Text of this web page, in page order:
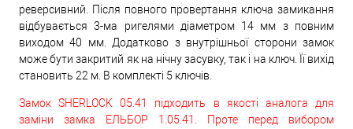
реверсивний. Після повного провертання ключа замикання
відбувається 3-ма ригелями діаметром 14 мм з повним
виходом 40 мм. Додатково з внутрішньої сторони замок
може бути закритий як на нічну засувку, так і на ключ. Її вихід
становить 22 м. В комплекті 5 ключів.
Замок SHERLOCK 05.41 підходить в якості аналога для
заміни замка ЕЛЬБОР 1.05.41. Проте перед вибором